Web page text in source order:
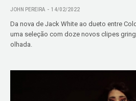
JOHN PEREIRA 14/02/2022
Da nova de Jack White ao dueto entre
uma seleção com doze novos clipes
olhada.